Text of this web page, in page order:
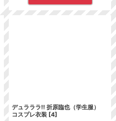
デュラララ!! 折原臨也（学生服）
コスプレ衣装 [4]